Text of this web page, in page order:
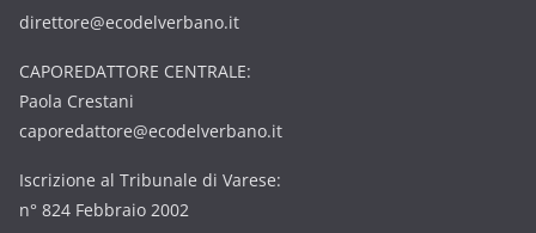
direttore@ecodelverbano.it
CAPOREDATTORE CENTRALE:
Paola Crestani
caporedattore@ecodelverbano.it
Iscrizione al Tribunale di Varese:
n° 824 Febbraio 2002